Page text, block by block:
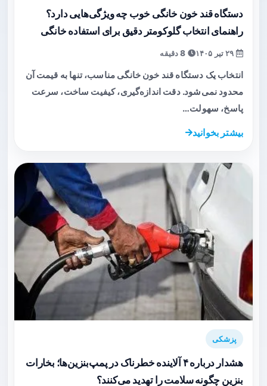
دستگاه قند خون خانگی خوب چه ویژگی‌هایی دارد؟
راهنمای انتخاب گلوکومتر دقیق برای استفاده خانگی
انتخاب یک دستگاه قند خون خانگی مناسب، تنها به قیمت آن
محدود نمی‌شود. دقت اندازه‌گیری، کیفیت ساخت، سرعت
پاسخ، سهولت…
بیشتر بخوانید
پزشکی
هشدار درباره ۴ آلاینده خطرناک در پمپ‌بنزین‌ها؛ بخارات
بنزین چگونه سلامت را تهدید می‌کنند؟